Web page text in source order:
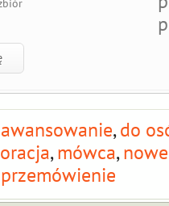
awansowanie,do
,mówca,
przemówienie